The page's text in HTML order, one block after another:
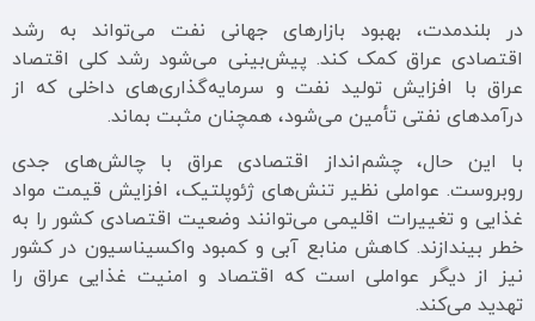
در بلندمدت، بهبود بازارهای جهانی نفت می‌تواند به رشد
اقتصادی عراق کمک کند. پیش‌بینی می‌شود رشد کلی اقتصاد
عراق با افزایش تولید نفت و سرمایه‌گذاری‌های داخلی که از
درآمدهای نفتی تأمین می‌شود، همچنان مثبت بماند.
با این حال، چشم‌انداز اقتصادی عراق با چالش‌های جدی
روبروست. عواملی نظیر تنش‌های ژئوپلتیک، افزایش قیمت مواد
غذایی و تغییرات اقلیمی می‌توانند وضعیت اقتصادی کشور را به
خطر بیندازند. کاهش منابع آبی و کمبود واکسیناسیون در کشور
نیز از دیگر عواملی است که اقتصاد و امنیت غذایی عراق را
تهدید می‌کند.